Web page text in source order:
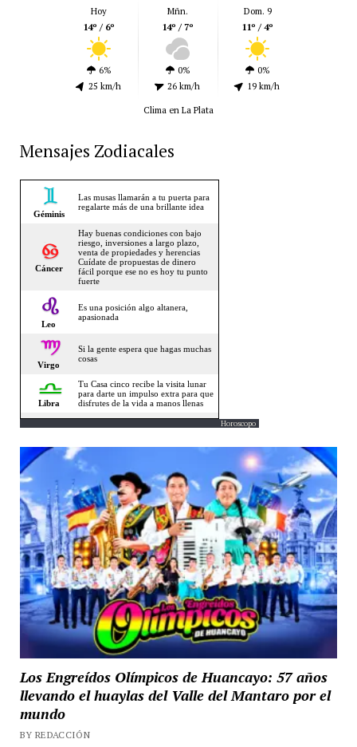
Hoy
14º / 6º
6%
25 km/h
Mñn.
14º / 7º
0%
26 km/h
Dom. 9
11º / 4º
0%
19 km/h
Clima en La Plata
Mensajes Zodiacales
Horoscopo
Los Engreídos Olímpicos de Huancayo: 57 años
llevando el huaylas del Valle del Mantaro por el
mundo
BY REDACCIÓN